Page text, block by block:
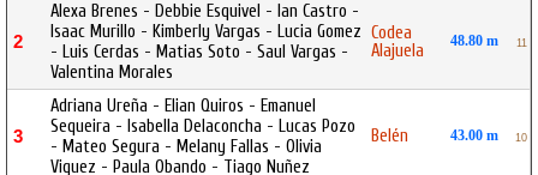
2
Alexa Brenes - Debbie Esquivel - Ian Castro -
Isaac Murillo - Kimberly Vargas - Lucia Gomez
- Luis Cerdas - Matias Soto - Saul Vargas -
Valentina Morales
Codea
Alajuela
48.80 m 11
3
Adriana Ureña - Elian Quiros - Emanuel
Sequeira - Isabella Delaconcha - Lucas Pozo
- Mateo Segura - Melany Fallas - Olivia
Viquez - Paula Obando - Tiago Nuñez
Belén 43.00 m 10